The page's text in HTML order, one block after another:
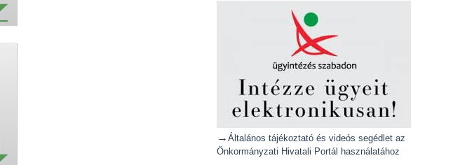
→ Általános tájékoztató és videós segédlet az
Önkormányzati Hivatali Portál használatához